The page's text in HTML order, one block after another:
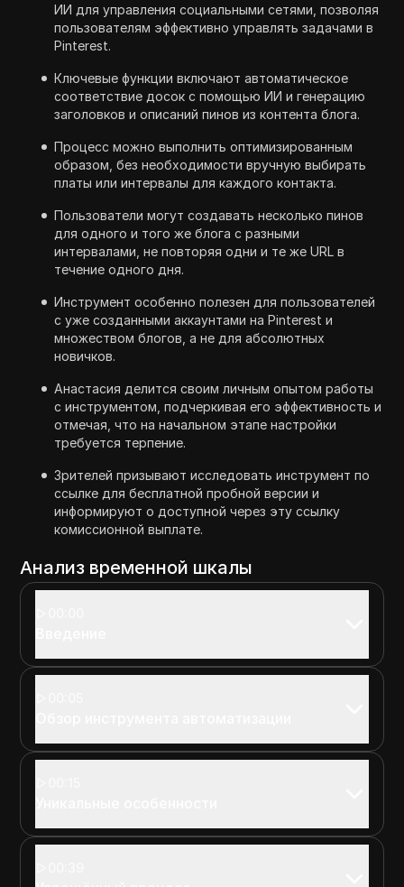
ИИ для управления социальными сетями, позволяя
пользователям эффективно управлять задачами в
Pinterest.
Ключевые функции включают автоматическое
соответствие досок с помощью ИИ и генерацию
заголовков и описаний пинов из контента блога.
Процесс можно выполнить оптимизированным
образом, без необходимости вручную выбирать
платы или интервалы для каждого контакта.
Пользователи могут создавать несколько пинов
для одного и того же блога с разными
интервалами, не повторяя одни и те же URL в
течение одного дня.
Инструмент особенно полезен для пользователей
с уже созданными аккаунтами на Pinterest и
множеством блогов, а не для абсолютных
новичков.
Анастасия делится своим личным опытом работы
с инструментом, подчеркивая его эффективность и
отмечая, что на начальном этапе настройки
требуется терпение.
Зрителей призывают исследовать инструмент по
ссылке для бесплатной пробной версии и
информируют о доступной через эту ссылку
комиссионной выплате.
Анализ временной шкалы